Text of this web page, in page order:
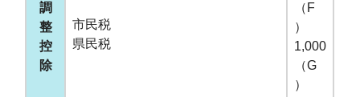
調
整
控
除
市民税
県民税
（F
）
1,000
（G
）